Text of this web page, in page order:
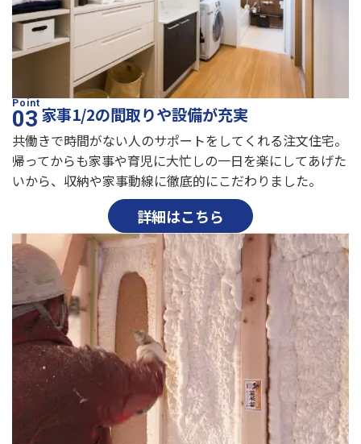
家事1/2の間取りや設備が充実
共働きで時間がない人のサポートをしてくれる注文住宅。
帰ってからも家事や育児に大忙しの一日を楽にしてあげた
いから、収納や家事動線に徹底的にこだわりました。
詳細はこちら